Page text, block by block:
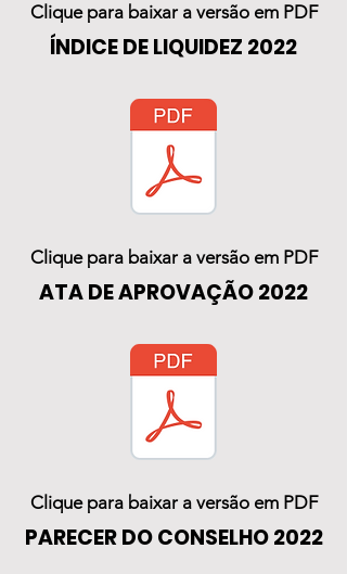
Clique para baixar a versão em PDF
ÍNDICE DE LIQUIDEZ 2022
Clique para baixar a versão em PDF
ATA DE APROVAÇÃO 2022
Clique para baixar a versão em PDF
PARECER DO CONSELHO 2022